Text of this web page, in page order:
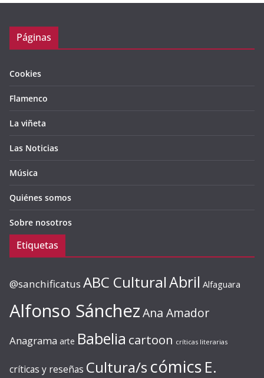
Páginas
Cookies
Flamenco
La viñeta
Las Noticias
Música
Quiénes somos
Sobre nosotros
Etiquetas
@sanchificatus ABC CulturalAbril Alfaguara
Alfonso SánchezAna Amador
Anagrama arte Babelia cartoon críticas literarias
críticas y reseñas Cultura/s cómics E.